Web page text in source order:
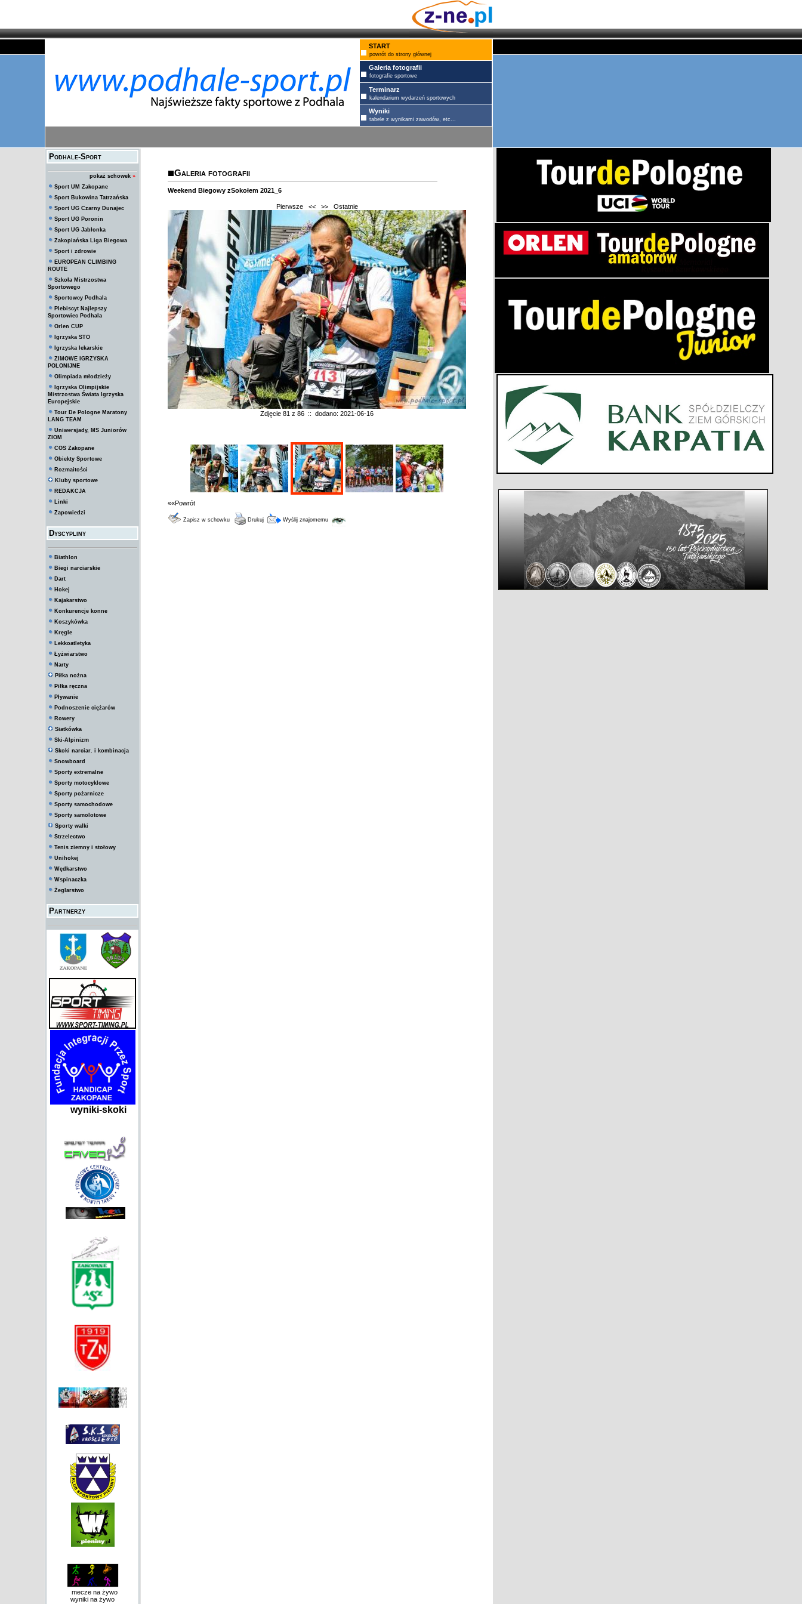
START
powrót do strony głównej
Galeria fotografii
fotografie sportowe
Terminarz
kalendarium wydarzeń sportowych
Wyniki
tabele z wynikami zawodów, etc...
Podhale-Sport
pokaż schowek »
Sport UM Zakopane
Sport Bukowina Tatrzańska
Sport UG Czarny Dunajec
Sport UG Poronin
Sport UG Jabłonka
Zakopiańska Liga Biegowa
Sport i zdrowie
EUROPEAN CLIMBING
ROUTE
Szkoła Mistrzostwa
Sportowego
Sportowcy Podhala
Plebiscyt Najlepszy
Sportowiec Podhala
Orlen CUP
Igrzyska STO
Igrzyska lekarskie
ZIMOWE IGRZYSKA
POLONIJNE
Olimpiada młodzieży
Igrzyska Olimpijskie
Mistrzostwa Świata Igrzyska
Europejskie
Tour De Pologne Maratony
LANG TEAM
Uniwersjady, MS Juniorów
ZIOM
COS Zakopane
Obiekty Sportowe
Rozmaitości
Kluby sportowe
REDAKCJA
Linki
Zapowiedzi
Dyscypliny
Biathlon
Biegi narciarskie
Dart
Hokej
Kajakarstwo
Konkurencje konne
Koszykówka
Kręgle
Lekkoatletyka
Łyżwiarstwo
Narty
Piłka nożna
Piłka ręczna
Pływanie
Podnoszenie ciężarów
Rowery
Siatkówka
Ski-Alpinizm
Skoki narciar. i kombinacja
Snowboard
Sporty extremalne
Sporty motocyklowe
Sporty pożarnicze
Sporty samochodowe
Sporty samolotowe
Sporty walki
Strzelectwo
Tenis ziemny i stołowy
Unihokej
Wędkarstwo
Wspinaczka
Żeglarstwo
Partnerzy
wyniki-skoki
mecze na żywo
wyniki na żywo
Galeria fotografii
Weekend Biegowy zSokołem 2021_6
Pierwsze << >> Ostatnie
Zdjęcie 81 z 86 :: dodano: 2021-06-16
««Powrót
Zapisz w schowku Drukuj Wyślij znajomemu